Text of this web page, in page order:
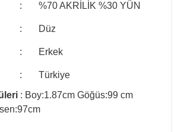
: %70 AKRİLİK %30 YÜN
: Düz
: Erkek
:
Türkiye
: Boy:1.87cm Göğüs:99 cm